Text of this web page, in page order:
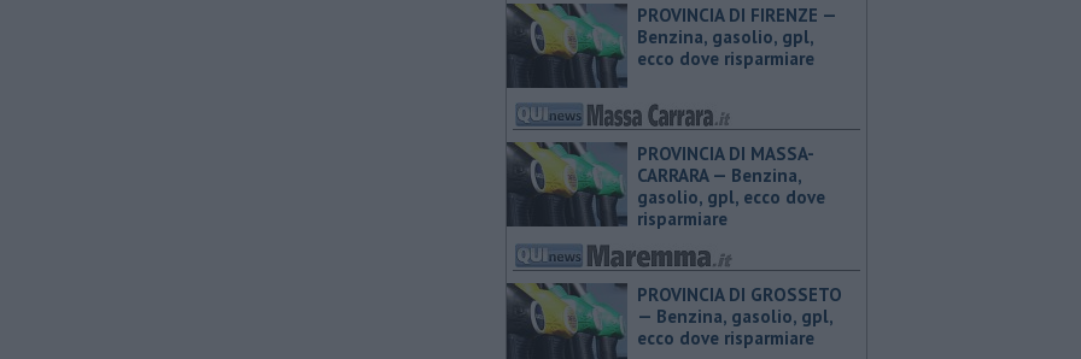
PROVINCIA DI FIRENZE — ​
Benzina, gasolio, gpl,
ecco dove risparmiare
PROVINCIA DI MASSA-
CARRARA — ​Benzina,
gasolio, gpl, ecco dove
risparmiare
PROVINCIA DI GROSSETO
— ​Benzina, gasolio, gpl,
ecco dove risparmiare